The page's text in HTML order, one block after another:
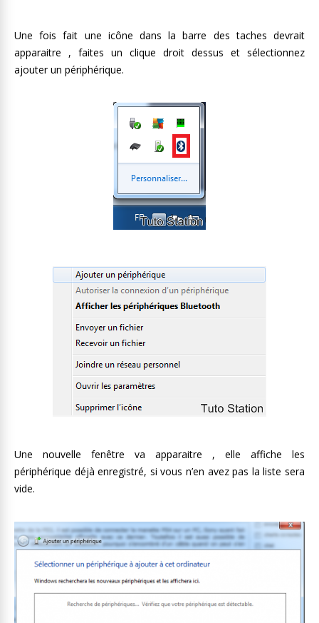
Une fois fait une icône dans la barre des taches devrait
apparaitre , faites un clique droit dessus et sélectionnez
ajouter un périphérique.
Une nouvelle fenêtre va apparaitre , elle affiche les
périphérique déjà enregistré, si vous n’en avez pas la liste sera
vide.